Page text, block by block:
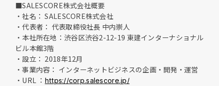
■SALESCORE株式会社概要
・社名： SALESCORE株式会社
・代表者： 代表取締役社長 中内崇人
・本社所在地：渋谷区渋谷2-12-19 東建インターナショナル
ビル本館3階
・設立： 2018年12月
・事業内容： インターネットビジネスの企画・開発・運営
・URL ： https://corp.salescore.jp/